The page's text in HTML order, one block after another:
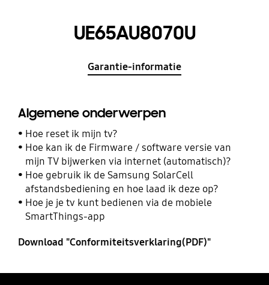
UE65AU8070U
Garantie-informatie
Algemene onderwerpen
Hoe reset ik mijn tv?
Hoe kan ik de Firmware / software versie van
mijn TV bijwerken via internet (automatisch)?
Hoe gebruik ik de Samsung SolarCell
afstandsbediening en hoe laad ik deze op?
Hoe je je tv kunt bedienen via de mobiele
SmartThings-app
Download "Conformiteitsverklaring(PDF)"